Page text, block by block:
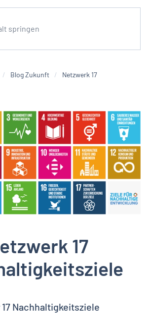
springen
Blog Zukunft
Netzwerk 17
17
Nachhaltigkeitsziele